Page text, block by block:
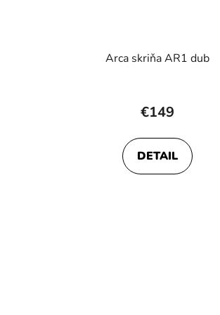
Arca skriňa AR1 dub
€149
DETAIL